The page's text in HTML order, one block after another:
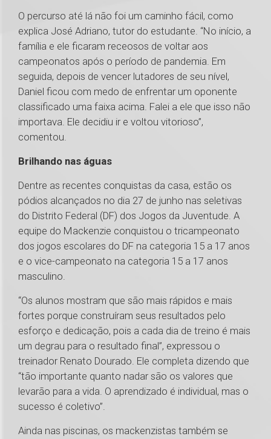
O percurso até lá não foi um caminho fácil, como
explica José Adriano, tutor do estudante. “No início, a
família e ele ficaram receosos de voltar aos
campeonatos após o período de pandemia. Em
seguida, depois de vencer lutadores de seu nível,
Daniel ficou com medo de enfrentar um oponente
classificado uma faixa acima. Falei a ele que isso não
importava. Ele decidiu ir e voltou vitorioso”,
comentou.
Brilhando nas águas
Dentre as recentes conquistas da casa, estão os
pódios alcançados no dia 27 de junho nas seletivas
do Distrito Federal (DF) dos Jogos da Juventude. A
equipe do Mackenzie conquistou o tricampeonato
dos jogos escolares do DF na categoria 15 a 17 anos
e o vice-campeonato na categoria 15 a 17 anos
masculino.
“Os alunos mostram que são mais rápidos e mais
fortes porque construíram seus resultados pelo
esforço e dedicação, pois a cada dia de treino é mais
um degrau para o resultado final”, expressou o
treinador Renato Dourado. Ele completa dizendo que
“tão importante quanto nadar são os valores que
levarão para a vida. O aprendizado é individual, mas o
sucesso é coletivo”.
Ainda nas piscinas, os mackenzistas também se